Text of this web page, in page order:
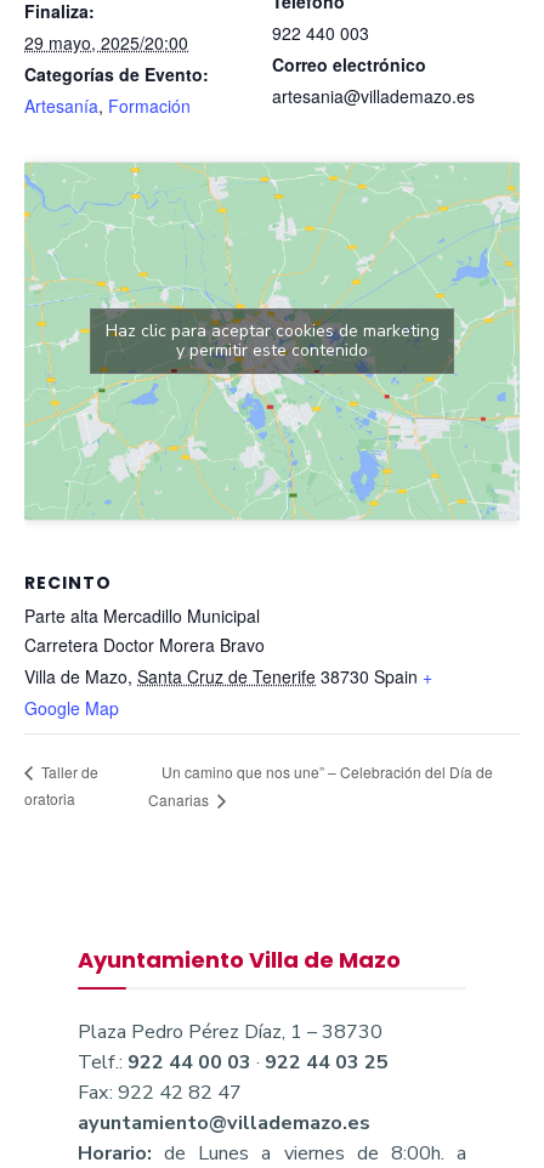
Finaliza:
29 mayo, 2025/20:00
Categorías de Evento:
Artesanía, Formación
922 440 003
Correo electrónico
artesania@villademazo.es
RECINTO
Parte alta Mercadillo Municipal
Carretera Doctor Morera Bravo
Villa de Mazo, Santa Cruz de Tenerife 38730 Spain +
Google Map
Haz clic para aceptar cookies de marketing
y permitir este contenido
Taller de
oratoria
Un camino que nos une” – Celebración del Día de
Canarias
Ayuntamiento Villa de Mazo
Plaza Pedro Pérez Díaz, 1 – 38730
Telf.: 922 44 00 03 · 922 44 03 25
Fax: 922 42 82 47
ayuntamiento@villademazo.es
Horario: de Lunes a viernes de 8:00h. a